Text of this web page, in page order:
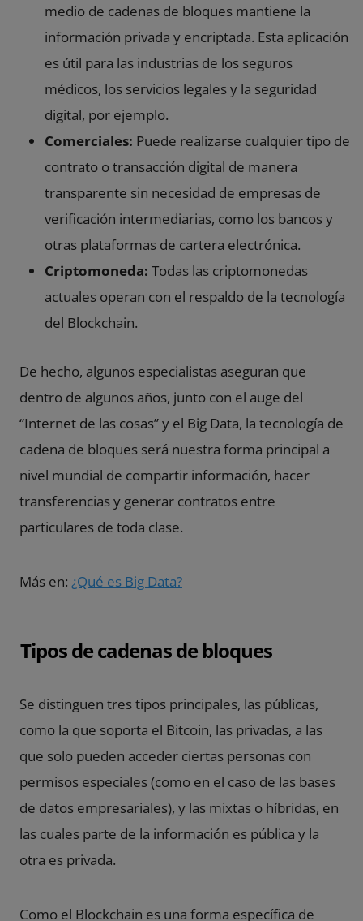
medio de cadenas de bloques mantiene la
información privada y encriptada. Esta aplicación
es útil para las industrias de los seguros
médicos, los servicios legales y la seguridad
digital, por ejemplo.
Comerciales: Puede realizarse cualquier tipo de
contrato o transacción digital de manera
transparente sin necesidad de empresas de
verificación intermediarias, como los bancos y
otras plataformas de cartera electrónica.
Criptomoneda: Todas las criptomonedas
actuales operan con el respaldo de la tecnología
del Blockchain.
De hecho, algunos especialistas aseguran que
dentro de algunos años, junto con el auge del
“Internet de las cosas” y el Big Data, la tecnología de
cadena de bloques será nuestra forma principal a
nivel mundial de compartir información, hacer
transferencias y generar contratos entre
particulares de toda clase.
Más en: ¿Qué es Big Data?
Tipos de cadenas de bloques
Se distinguen tres tipos principales, las públicas,
como la que soporta el Bitcoin, las privadas, a las
que solo pueden acceder ciertas personas con
permisos especiales (como en el caso de las bases
de datos empresariales), y las mixtas o híbridas, en
las cuales parte de la información es pública y la
otra es privada.
Como el Blockchain es una forma específica de